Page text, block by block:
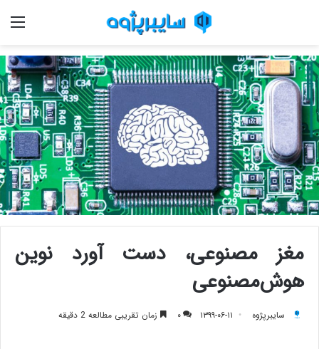
مغز مصنوعی، دست آورد نوین
هوش‌مصنوعی
سایبرپژوه ۱۳۹۹-۰۶-۱۱ ۰ زمان تقریبی مطالعه 2 دقیقه